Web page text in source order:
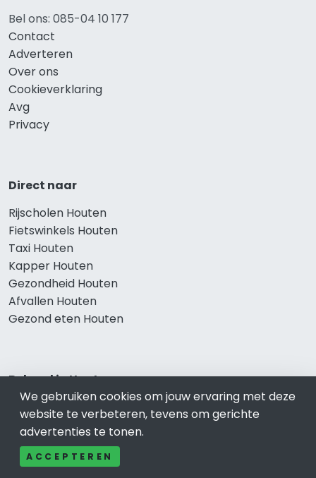
Bel ons: 085-04 10 177
Contact
Adverteren
Over ons
Cookieverklaring
Avg
Privacy
Direct naar
Rijscholen Houten
Fietswinkels Houten
Taxi Houten
Kapper Houten
Gezondheid Houten
Afvallen Houten
Gezond eten Houten
Bekend in Houten
Restaurants Houten
Catering Houten
Tandartspraktijken Houten
We gebruiken cookies om jouw ervaring met deze
website te verbeteren, tevens om gerichte
advertenties te tonen.
ACCEPTEREN